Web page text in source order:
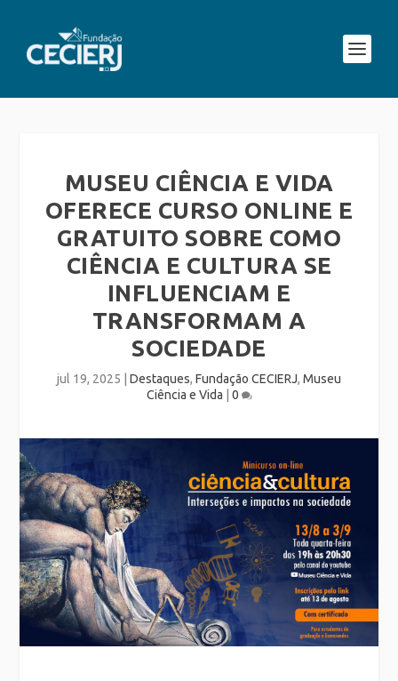
MUSEU CIÊNCIA E VIDA
OFERECE CURSO ONLINE E
GRATUITO SOBRE COMO
CIÊNCIA E CULTURA SE
INFLUENCIAM E
TRANSFORMAM A
SOCIEDADE
jul 19, 2025 Destaques, Fundação CECIERJ, Museu
Ciência e Vida
0